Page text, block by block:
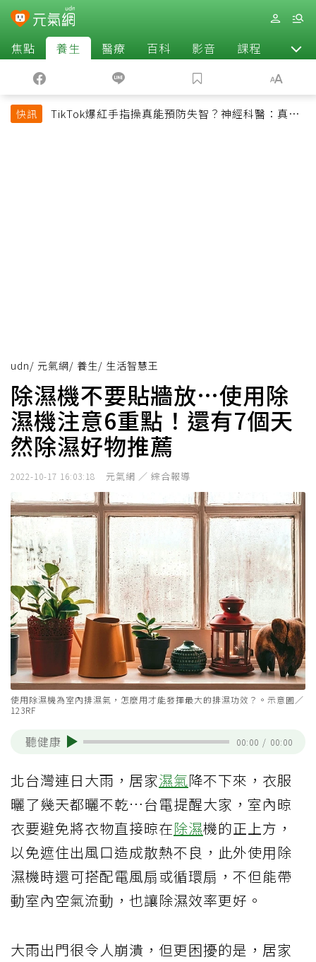
焦點 養生 醫療 百科 影音 課程 退休
快訊
TikTok爆紅手指操真能預防失智？神經科醫：真正
udn/ 元氣網/ 養生/ 生活智慧王
除濕機不要貼牆放…使用除
濕機注意6重點！還有7個天
然除濕好物推薦
2022-10-17 16:03:18 元氣網 ／ 綜合報導
使用除濕機為室內排濕氣，怎麼用才能發揮最大的排濕功效？。示意圖／
123RF
聽健康 00:00 / 00:00
北台灣連日大雨，居家濕氣降不下來，衣服
曬了幾天都曬不乾…台電提醒大家，室內晾
衣要避免將衣物直接晾在除濕機的正上方，
以免遮住出風口造成散熱不良，此外使用除
濕機時還可搭配電風扇或循環扇，不但能帶
動室內空氣流動，也讓除濕效率更好。
大雨出門很令人崩潰，但更困擾的是，居家